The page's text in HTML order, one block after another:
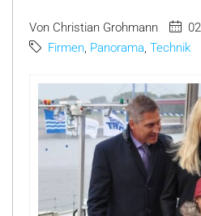
Von Christian Grohmann
Firmen, Panorama, Technik